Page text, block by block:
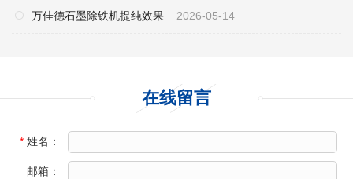
万佳德石墨除铁机提纯效果 2026-05-14
在线留言
* 姓名：
邮箱：